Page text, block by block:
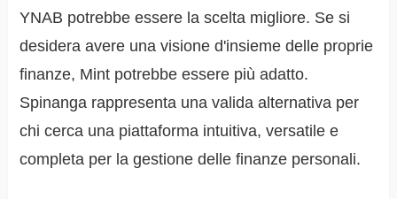
YNAB potrebbe essere la scelta migliore. Se si
desidera avere una visione d'insieme delle proprie
finanze, Mint potrebbe essere più adatto.
Spinanga rappresenta una valida alternativa per
chi cerca una piattaforma intuitiva, versatile e
completa per la gestione delle finanze personali.